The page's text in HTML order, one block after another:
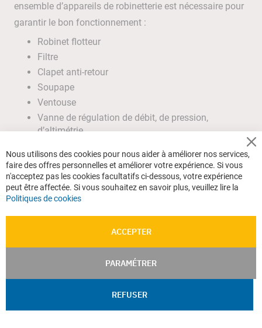
ensemble d’appareils de robinetterie est nécessaire pour
garantir le bon fonctionnement :
Robinet flotteur
Filtre
Clapet anti-retour
Soupape
Ventouse
Vanne de régulation de débit, de pression,
d’altimétrie
Nous utilisons des cookies pour nous aider à améliorer nos services,
faire des offres personnelles et améliorer votre expérience. Si vous
n'acceptez pas les cookies facultatifs ci-dessous, votre expérience
peut être affectée. Si vous souhaitez en savoir plus, veuillez lire la
Politiques de cookies
ACCEPTER
PARAMÉTRER
REFUSER